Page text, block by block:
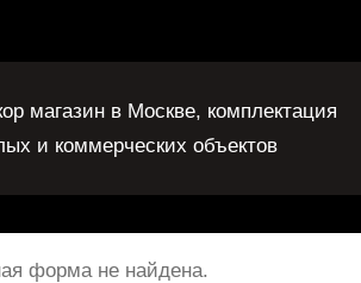
магазин в Москве, комплектация
и коммерческих объектов
форма не найдена.